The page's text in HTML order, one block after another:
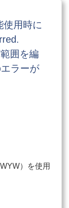
使用時に
囲を編
ラーが
）を使用